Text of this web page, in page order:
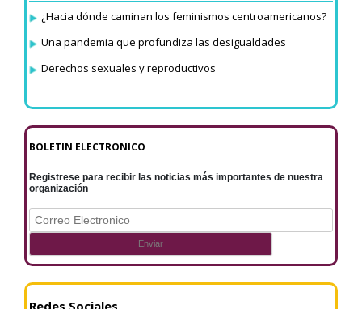
¿Hacia dónde caminan los feminismos centroamericanos?
Una pandemia que profundiza las desigualdades
Derechos sexuales y reproductivos
BOLETIN ELECTRONICO
Registrese para recibir las noticias más importantes de nuestra
organización
Redes Sociales